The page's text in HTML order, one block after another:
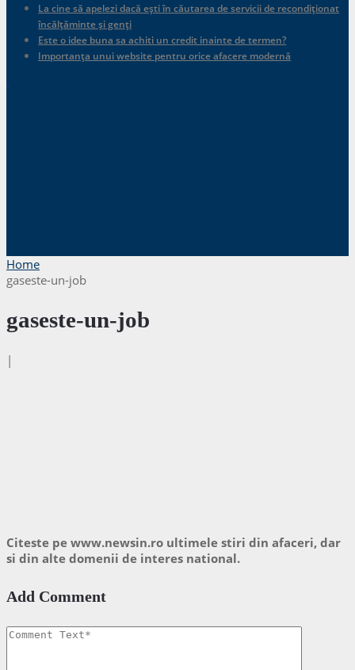
La cine să apelezi dacă ești în căutarea de servicii de recondiționat
încălțăminte și genți
Este o idee buna sa achiti un credit inainte de termen?
Importanța unui website pentru orice afacere modernă
.
Home
gaseste-un-job
gaseste-un-job
|
Citeste pe www.newsin.ro ultimele stiri din afaceri, dar
si din alte domenii de interes national.
Add Comment